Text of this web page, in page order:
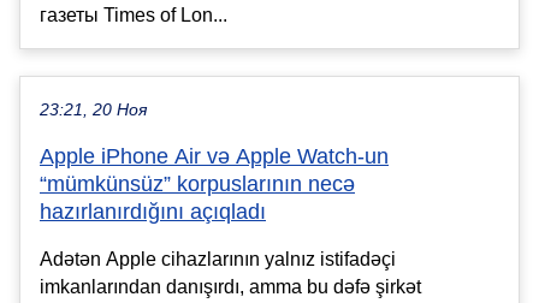
газеты Times of Lon...
23:21, 20 Ноя
Apple iPhone Air və Apple Watch-un
“mümkünsüz” korpuslarının necə
hazırlanırdığını açıqladı
Adətən Apple cihazlarının yalnız istifadəçi
imkanlarından danışırdı, amma bu dəfə şirkət